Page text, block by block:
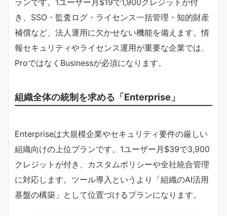
き、SSO・監査ログ・ライセンス一括管理・知的財産
補償など、法人運用に欠かせない機能を備えます。情
報セキュリティやライセンス運用が重要な企業では、
ProではなくBusinessが必須になります。
組織全体の統制を求める「Enterprise」
Enterpriseは大規模企業やセキュリティ要件の厳しい
組織向けの上位プランです。1ユーザー月$39で3,900
クレジットが付き、カスタムポリシーや全社統合管理
に対応します。ツール導入というより「組織のAI活用
基盤の構築」として位置づけるプランになります。